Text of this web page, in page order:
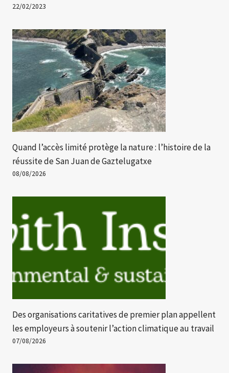
22/02/2023
Quand l’accès limité protège la nature : l’histoire de la
réussite de San Juan de Gaztelugatxe
08/08/2026
Des organisations caritatives de premier plan appellent
les employeurs à soutenir l’action climatique au travail
07/08/2026